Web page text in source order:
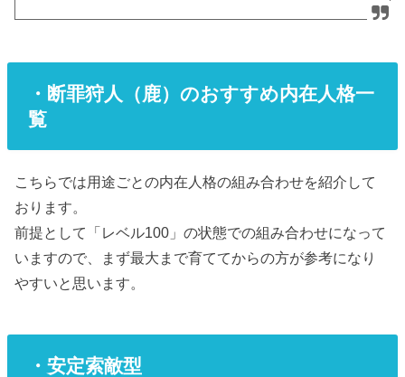
・断罪狩人（鹿）のおすすめ内在人格一
覧
こちらでは用途ごとの内在人格の組み合わせを紹介して
おります。
前提として「レベル100」の状態での組み合わせになって
いますので、まず最大まで育ててからの方が参考になり
やすいと思います。
・安定索敵型